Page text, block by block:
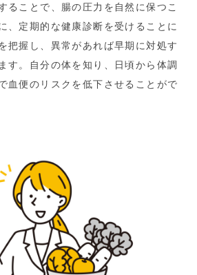
ることで、腸の圧力を自然に保つこ
、定期的な健康診断を受けることに
把握し、異常があれば早期に対処す
す。自分の体を知り、日頃から体調
血便のリスクを低下させることがで